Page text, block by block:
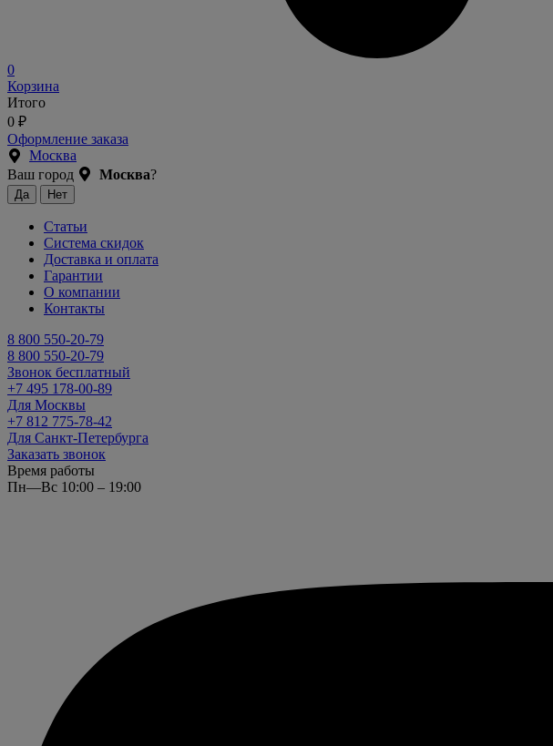
0
Корзина
Итого
0 ₽
Оформление заказа
Москва
Ваш город
Москва?
Статьи
Система скидок
Доставка и оплата
Гарантии
О компании
Контакты
8 800 550-20-79
8 800 550-20-79
Звонок бесплатный
+7 495 178-00-89
Для Москвы
+7 812 775-78-42
Для Санкт-Петербурга
Заказать звонок
Время работы
Пн—Вс 10:00 – 19:00